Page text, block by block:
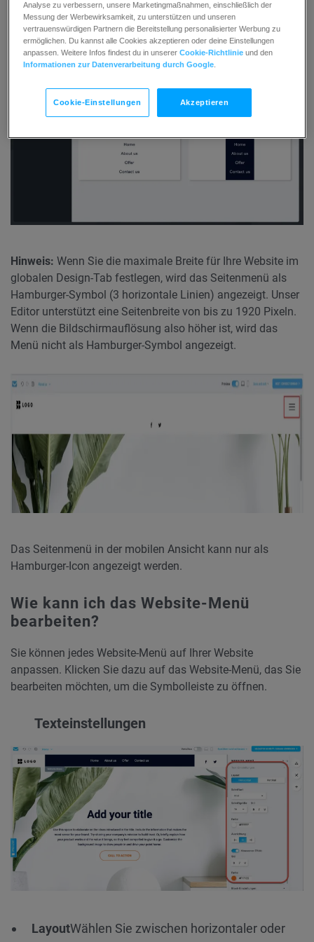
Layoutbibliothek. Klicken Sie auf diejenige, die
Sie Ihrer Seite hinzufügen möchten.
Hinweis: Wenn Sie die maximale Breite für Ihre Website im
globalen Design-Tab festlegen, wird das Seitenmenü als
Hamburger-Symbol (3 horizontale Linien) angezeigt. Unser
Editor unterstützt eine Seitenbreite von bis zu 1920 Pixeln.
Wenn die Bildschirmauflösung also höher ist, wird das
Menü nicht als Hamburger-Symbol angezeigt.
Das Seitenmenü in der mobilen Ansicht kann nur als
Hamburger-Icon angezeigt werden.
Wie kann ich das Website-Menü
bearbeiten?
Sie können jedes Website-Menü auf Ihrer Website
anpassen. Klicken Sie dazu auf das Website-Menü, das Sie
bearbeiten möchten, um die Symbolleiste zu öffnen.
Texteinstellungen
LayoutWählen Sie zwischen horizontaler oder
Analyse zu verbessern, unsere Marketingmaßnahmen, einschließlich der
Messung der Werbewirksamkeit, zu unterstützen und unseren
vertrauenswürdigen Partnern die Bereitstellung personalisierter Werbung zu
ermöglichen. Du kannst alle Cookies akzeptieren oder deine Einstellungen
anpassen. Weitere Infos findest du in unsererCookie-Richtlinie und den
Informationen zur Datenverarbeitung durch Google
Cookie-Einstellungen Akzeptieren